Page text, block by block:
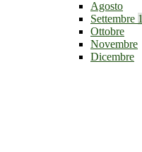
Agosto
Settembre 1
Ottobre
Novembre
Dicembre